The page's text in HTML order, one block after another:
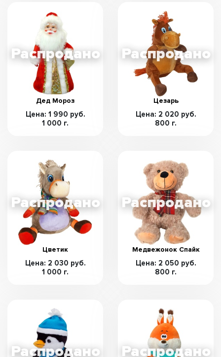
Дед Мороз
Цена: 1 990 руб.
1 000 г.
Цезарь
Цена: 2 020 руб.
800 г.
Цветик
Цена: 2 030 руб.
1 000 г.
Медвежонок Спайк
Цена: 2 050 руб.
800 г.